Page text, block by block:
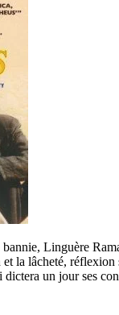
bannie, Linguère
la lâcheté, réflexion
un jour ses